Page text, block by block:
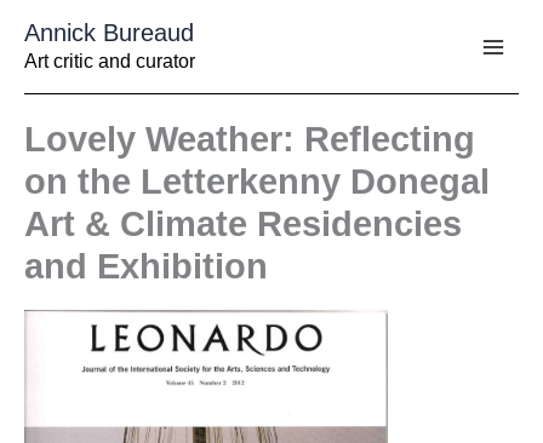
contenu
Annick Bureaud
Art critic and curator
Lovely Weather: Reflecting
on the Letterkenny Donegal
Art & Climate Residencies
and Exhibition